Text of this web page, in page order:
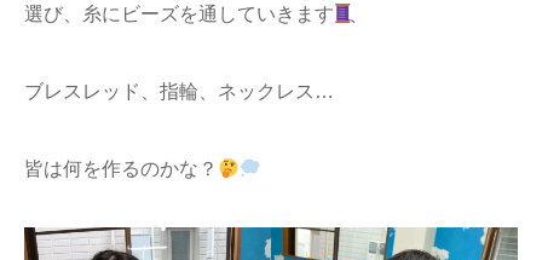
選び、糸にビーズを通していきます
ブレスレッド、指輪、ネックレス…
皆は何を作るのかな？